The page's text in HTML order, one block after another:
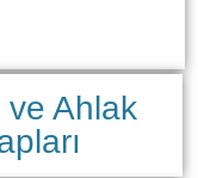
ve Ahlak